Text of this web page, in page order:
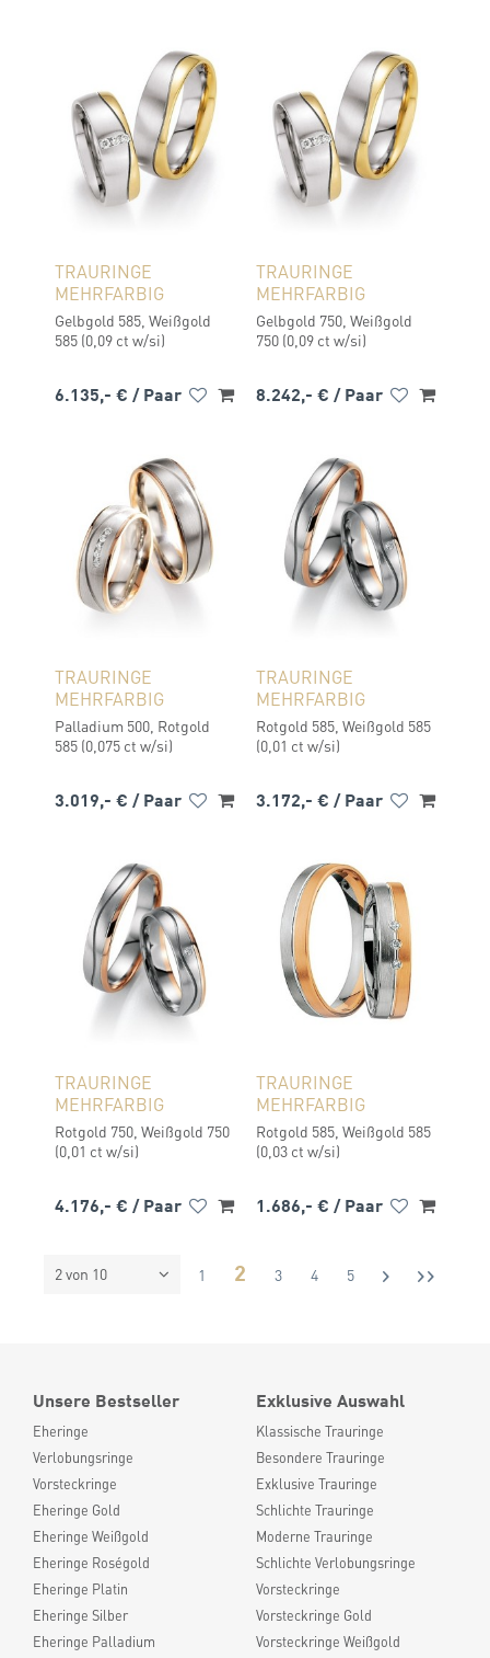
TRAURINGE
MEHRFARBIG
Gelbgold 585, Weißgold
585 (0,09 ct w/si)
6.135,- € / Paar
TRAURINGE
MEHRFARBIG
Gelbgold 750, Weißgold
750 (0,09 ct w/si)
8.242,- € / Paar
TRAURINGE
MEHRFARBIG
Palladium 500, Rotgold
585 (0,075 ct w/si)
3.019,- € / Paar
TRAURINGE
MEHRFARBIG
Rotgold 585, Weißgold 585
(0,01 ct w/si)
3.172,- € / Paar
TRAURINGE
MEHRFARBIG
Rotgold 750, Weißgold 750
(0,01 ct w/si)
4.176,- € / Paar
TRAURINGE
MEHRFARBIG
Rotgold 585, Weißgold 585
(0,03 ct w/si)
1.686,- € / Paar
2 von 10 1 2 3 4 5
Unsere Bestseller
Eheringe
Verlobungsringe
Vorsteckringe
Eheringe Gold
Eheringe Weißgold
Eheringe Roségold
Eheringe Platin
Eheringe Silber
Eheringe Palladium
Exklusive Auswahl
Klassische Trauringe
Besondere Trauringe
Exklusive Trauringe
Schlichte Trauringe
Moderne Trauringe
Schlichte Verlobungsringe
Vorsteckringe
Vorsteckringe Gold
Vorsteckringe Weißgold